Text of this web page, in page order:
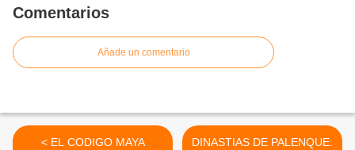
Comentarios
Añade un comentario
< EL CODIGO MAYA
DINASTIAS DE PALENQUE: